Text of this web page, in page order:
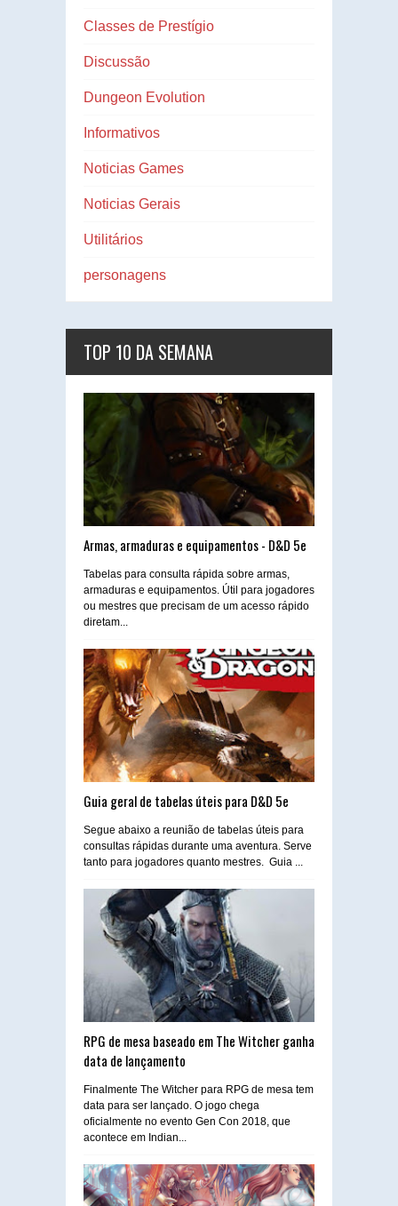
Classes de Prestígio
Discussão
Dungeon Evolution
Informativos
Noticias Games
Noticias Gerais
Utilitários
personagens
TOP 10 DA SEMANA
Armas, armaduras e equipamentos - D&D 5e
Tabelas para consulta rápida sobre armas,
armaduras e equipamentos. Útil para jogadores
ou mestres que precisam de um acesso rápido
diretam...
Guia geral de tabelas úteis para D&D 5e
Segue abaixo a reunião de tabelas úteis para
consultas rápidas durante uma aventura. Serve
tanto para jogadores quanto mestres. Guia ...
RPG de mesa baseado em The Witcher ganha
data de lançamento
Finalmente The Witcher para RPG de mesa tem
data para ser lançado. O jogo chega
oficialmente no evento Gen Con 2018, que
acontece em Indian...